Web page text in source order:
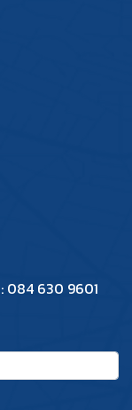
084 630 9601